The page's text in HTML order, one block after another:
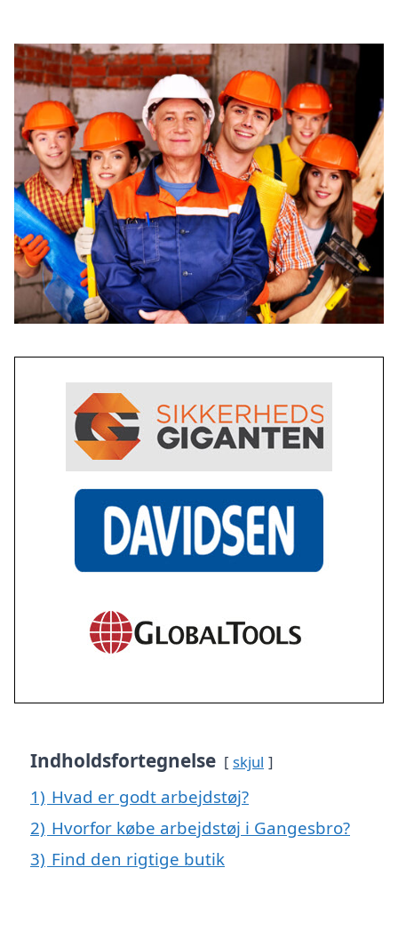
Indholdsfortegnelse skjul
1) Hvad er godt arbejdstøj?
2) Hvorfor købe arbejdstøj i Gangesbro?
3) Find den rigtige butik